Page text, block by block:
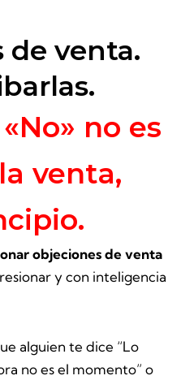
de venta.
no es
venta,
objeciones de venta
y con inteligencia
alguien te dice “Lo
no es el momento” o